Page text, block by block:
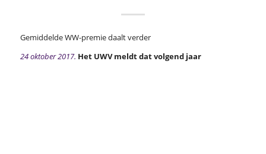
Gemiddelde WW-premie daalt verder
24 oktober 2017. Het UWV meldt dat volgend jaar